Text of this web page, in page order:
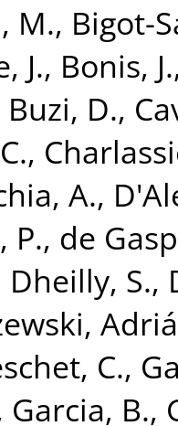
M., Bigot-
J., Bonis, J.
Buzi, D.,
,
A.,
P., de
Dheilly, S.,
C.,
Garcia, B.,